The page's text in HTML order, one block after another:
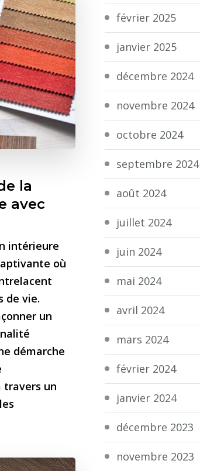
la
avec
intérieure
où
de vie.
un
démarche
travers un
février 2025
janvier 2025
décembre 2024
novembre 2024
octobre 2024
septembre 2024
août 2024
juillet 2024
juin 2024
mai 2024
avril 2024
mars 2024
février 2024
janvier 2024
décembre 2023
novembre 2023